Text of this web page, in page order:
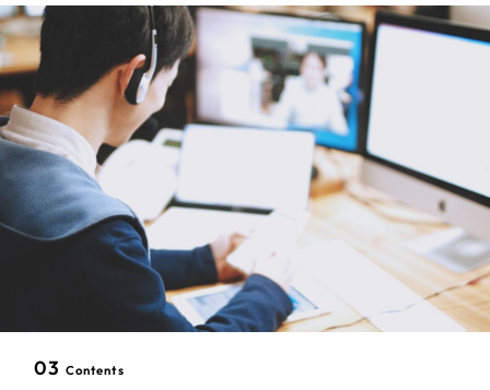
03 Contents